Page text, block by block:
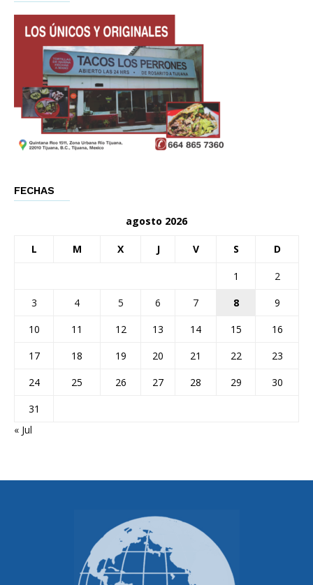
FECHAS
agosto 2026
L M X J V S D
1
2
3
4 5 6 7 8
9
10
11 12 13 14 15
16
17
18 19 20 21 22
23
24
25 26 27 28 29
30
31
« Jul